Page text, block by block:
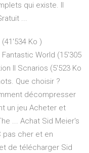
qui existe. Il
...
Ko )
World (15'305
II Scnarios (5'523 Ko
Que choisir ?
décompresser
un jeu Acheter et
... Achat Sid Meier's
pas cher et en
de télécharger Sid